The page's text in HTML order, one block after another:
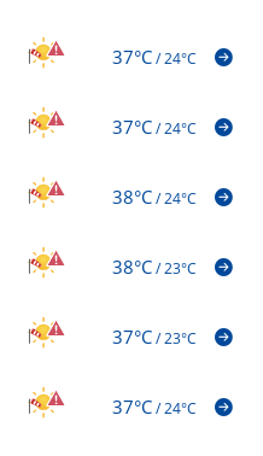
37°C/24°C
37°C/24°C
38°C/24°C
38°C/23°C
37°C/23°C
37°C/24°C